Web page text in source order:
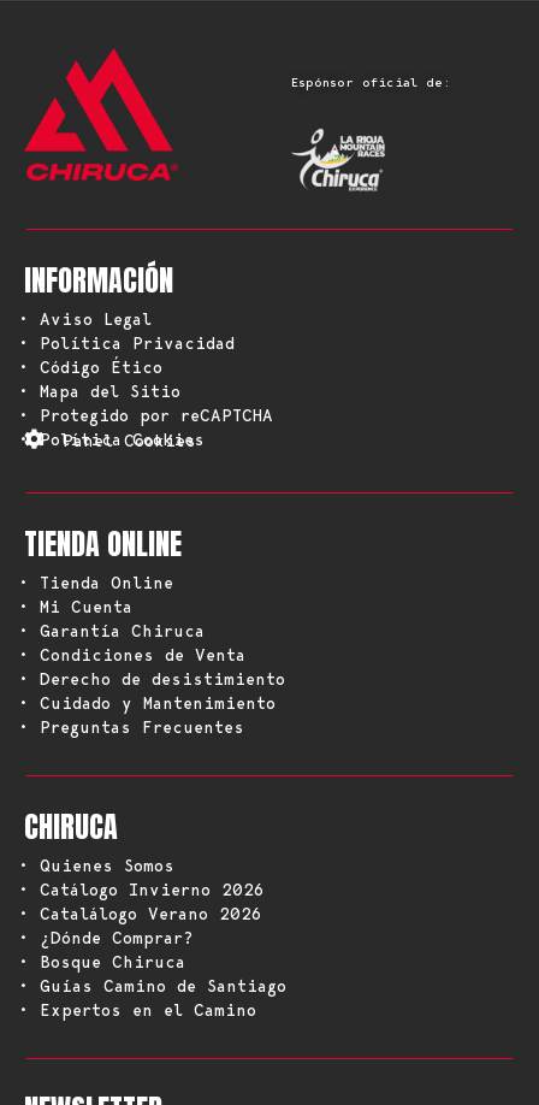
Espónsor oficial de:
INFORMACIÓN
• Aviso Legal
• Política Privacidad
• Código Ético
• Mapa del Sitio
• Protegido por reCAPTCHA
• Política Cookies
Panel Cookies
TIENDA ONLINE
• Tienda Online
• Mi Cuenta
• Garantía Chiruca
• Condiciones de Venta
• Derecho de desistimiento
• Cuidado y Mantenimiento
• Preguntas Frecuentes
CHIRUCA
• Quienes Somos
• Catálogo Invierno 2026
• Catalálogo Verano 2026
• ¿Dónde Comprar?
• Bosque Chiruca
• Guías Camino de Santiago
• Expertos en el Camino